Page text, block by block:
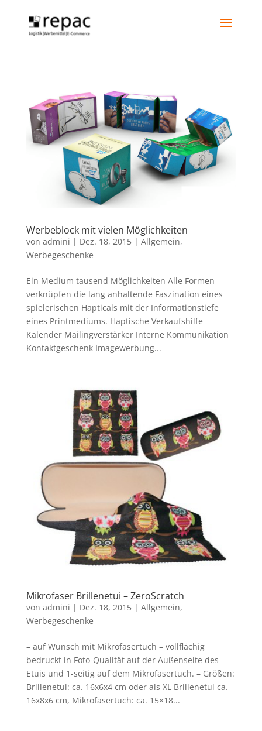
Werbeblock mit vielen Möglichkeiten
von admini | Dez. 18, 2015| Allgemein,
Werbegeschenke
Ein Medium tausend Möglichkeiten Alle Formen
verknüpfen die lang anhaltende Faszination eines
spielerischen Hapticals mit der Informationstiefe
eines Printmediums. Haptische Verkaufshilfe
Kalender Mailingverstärker Interne Kommunikation
Kontaktgeschenk Imagewerbung...
Mikrofaser Brillenetui – ZeroScratch
von admini | Dez. 18, 2015| Allgemein,
Werbegeschenke
– auf Wunsch mit Mikrofasertuch – vollflächig
bedruckt in Foto-Qualität auf der Außenseite des
Etuis und 1-seitig auf dem Mikrofasertuch. – Größen:
Brillenetui: ca. 16x6x4 cm oder als XL Brillenetui ca.
16x8x6 cm, Mikrofasertuch: ca. 15×18...